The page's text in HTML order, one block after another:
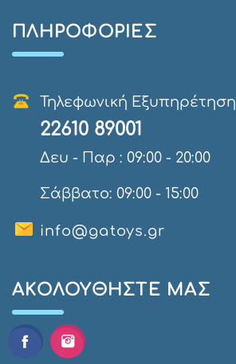
ΠΛΗΡΟΦΟΡΊΕΣ
Τηλεφωνική Εξυπηρέτηση
22610 89001
Δευ - Παρ : 09:00 - 20:00
Σάββατο: 09:00 - 15:00
info@gatoys.gr
AΚΟΛΟΥΘΉΣΤΕ ΜΑΣ